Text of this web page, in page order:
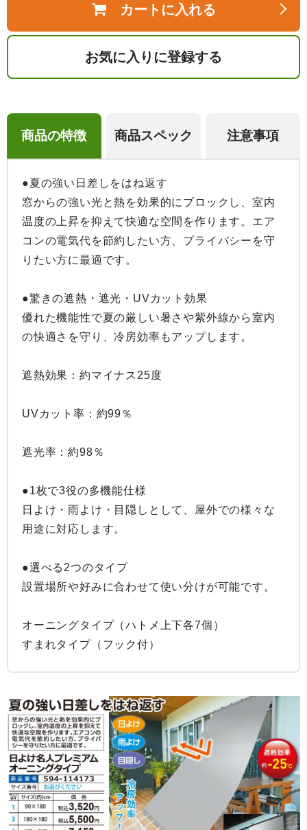
カートに入れる
お気に入りに登録する
商品の特徴 商品スペック 注意事項
●夏の強い日差しをはね返す
窓からの強い光と熱を効果的にブロックし、室内
温度の上昇を抑えて快適な空間を作ります。エア
コンの電気代を節約したい方、プライバシーを守
りたい方に最適です。
●驚きの遮熱・遮光・UVカット効果
優れた機能性で夏の厳しい暑さや紫外線から室内
の快適さを守り、冷房効率もアップします。
遮熱効果：約マイナス25度
UVカット率：約99％
遮光率：約98％
●1枚で3役の多機能仕様
日よけ・雨よけ・目隠しとして、屋外での様々な
用途に対応します。
●選べる2つのタイプ
設置場所や好みに合わせて使い分けが可能です。
オーニングタイプ（ハトメ上下各7個）
すまれタイプ（フック付）